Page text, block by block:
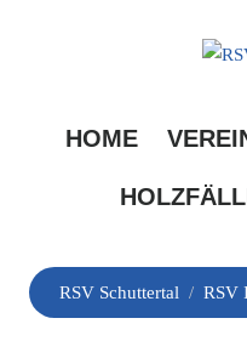
HOME
den
RSV Schuttertal / RSV